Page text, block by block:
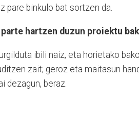
pare binkulo bat sortzen da.
hartzen duzun proiektu
ibili naiz, eta horietako
zait; geroz eta maitasun
dezagun, beraz.